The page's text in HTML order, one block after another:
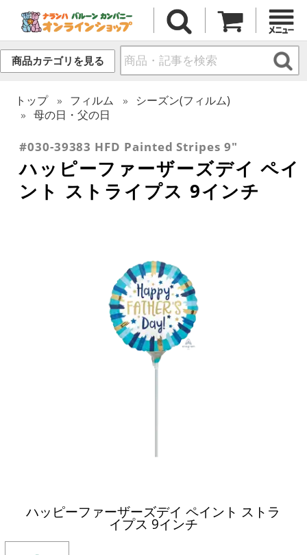
商品カテゴリを見る
トップ フィルム
シーズン(フィルム)
母の日・父の日
#030-39383 HFD Painted Stripes 9"
ハッピーファーザーズデイ ペイ
ント ストライプス 9インチ
ハッピーファーザーズデイ ペイント ストラ
イプス 9インチ